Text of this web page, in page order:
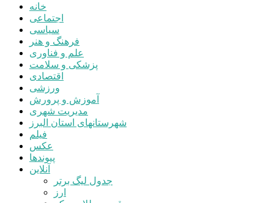
خانه
اجتماعی
سیاسی
فرهنگ و هنر
علم و فناوری
پزشکی و سلامت
اقتصادی
ورزشی
آموزش و پرورش
مدیریت شهری
شهرستانهای استان البرز
فیلم
عکس
پیوندها
آنلاین
جدول لیگ برتر
ارز